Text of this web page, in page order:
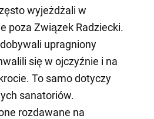
wyjeżdżali w
poza Związek Radziecki.
upragniony
się w ojczyźnie i na
To samo dotyczy
sanatoriów.
rozdawane na